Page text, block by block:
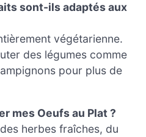
sont-ils adaptés aux
végétarienne.
des légumes comme
pour plus de
mes Oeufs au Plat ?
herbes fraîches, du